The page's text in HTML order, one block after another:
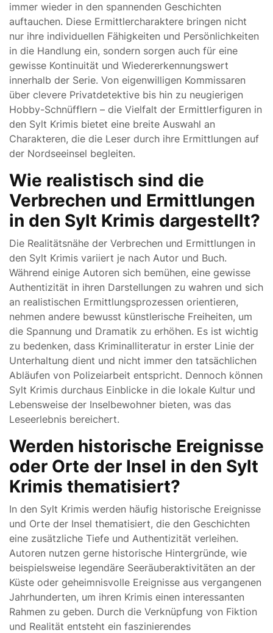
immer wieder in den spannenden Geschichten
auftauchen. Diese Ermittlercharaktere bringen nicht
nur ihre individuellen Fähigkeiten und Persönlichkeiten
in die Handlung ein, sondern sorgen auch für eine
gewisse Kontinuität und Wiedererkennungswert
innerhalb der Serie. Von eigenwilligen Kommissaren
über clevere Privatdetektive bis hin zu neugierigen
Hobby-Schnüfflern – die Vielfalt der Ermittlerfiguren in
den Sylt Krimis bietet eine breite Auswahl an
Charakteren, die die Leser durch ihre Ermittlungen auf
der Nordseeinsel begleiten.
Wie realistisch sind die
Verbrechen und Ermittlungen
in den Sylt Krimis dargestellt?
Die Realitätsnähe der Verbrechen und Ermittlungen in
den Sylt Krimis variiert je nach Autor und Buch.
Während einige Autoren sich bemühen, eine gewisse
Authentizität in ihren Darstellungen zu wahren und sich
an realistischen Ermittlungsprozessen orientieren,
nehmen andere bewusst künstlerische Freiheiten, um
die Spannung und Dramatik zu erhöhen. Es ist wichtig
zu bedenken, dass Kriminalliteratur in erster Linie der
Unterhaltung dient und nicht immer den tatsächlichen
Abläufen von Polizeiarbeit entspricht. Dennoch können
Sylt Krimis durchaus Einblicke in die lokale Kultur und
Lebensweise der Inselbewohner bieten, was das
Leseerlebnis bereichert.
Werden historische Ereignisse
oder Orte der Insel in den Sylt
Krimis thematisiert?
In den Sylt Krimis werden häufig historische Ereignisse
und Orte der Insel thematisiert, die den Geschichten
eine zusätzliche Tiefe und Authentizität verleihen.
Autoren nutzen gerne historische Hintergründe, wie
beispielsweise legendäre Seeräuberaktivitäten an der
Küste oder geheimnisvolle Ereignisse aus vergangenen
Jahrhunderten, um ihren Krimis einen interessanten
Rahmen zu geben. Durch die Verknüpfung von Fiktion
und Realität entsteht ein faszinierendes